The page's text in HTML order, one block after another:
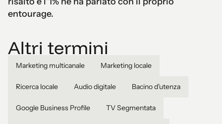
entourage.
Altri termini
Marketing multicanale Marketing locale
Ricerca locale Audio digitale Bacino d'utenza
Google Business Profile TV Segmentata